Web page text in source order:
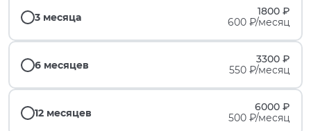
3 месяца
1800 ₽
600 ₽/месяц
6 месяцев
3300 ₽
550 ₽/месяц
12 месяцев
6000 ₽
500 ₽/месяц